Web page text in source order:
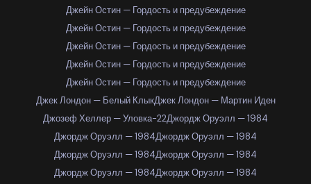
Джейн Остин — Гордость и предубеждение
Джейн Остин — Гордость и предубеждение
Джейн Остин — Гордость и предубеждение
Джейн Остин — Гордость и предубеждение
Джейн Остин — Гордость и предубеждение
Джек Лондон — Белый КлыкДжек Лондон — Мартин Иден
Джозеф Хеллер — Уловка-22Джордж Оруэлл — 1984
Джордж Оруэлл — 1984Джордж Оруэлл — 1984
Джордж Оруэлл — 1984Джордж Оруэлл — 1984
Джордж Оруэлл — 1984Джордж Оруэлл — 1984